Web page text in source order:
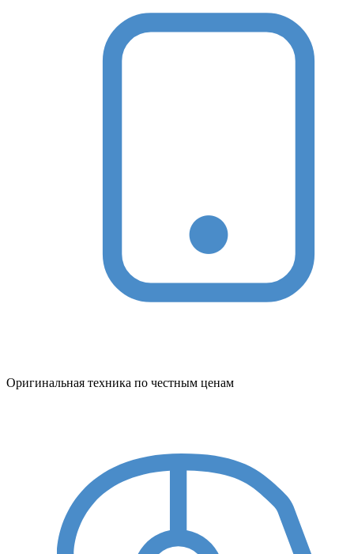
Оригинальная техника по честным ценам